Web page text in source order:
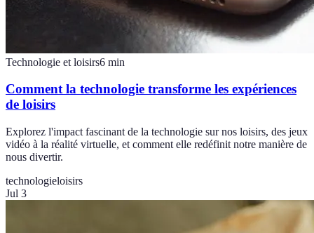
Technologie et loisirs6 min
Comment la technologie transforme les expériences
de loisirs
Explorez l'impact fascinant de la technologie sur nos loisirs, des jeux
vidéo à la réalité virtuelle, et comment elle redéfinit notre manière de
nous divertir.
technologieloisirs
Jul 3